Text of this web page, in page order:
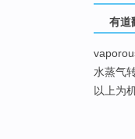
有道
水蒸气
以上为